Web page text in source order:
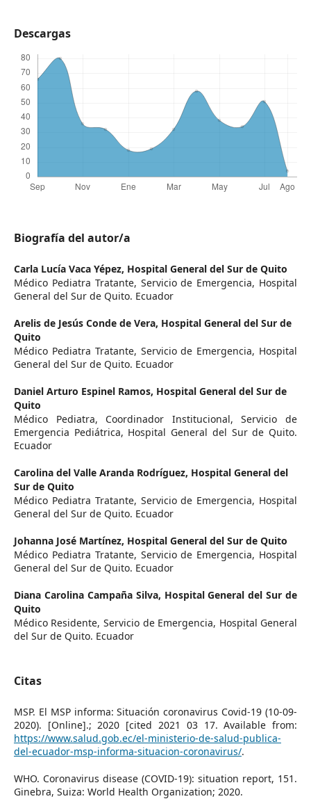
Descargas
Biografía del autor/a
Carla Lucía Vaca Yépez, Hospital General del Sur de Quito
Médico Pediatra Tratante, Servicio de Emergencia, Hospital
General del Sur de Quito. Ecuador
Arelis de Jesús Conde de Vera, Hospital General del Sur de
Quito
Médico Pediatra Tratante, Servicio de Emergencia, Hospital
General del Sur de Quito. Ecuador
Daniel Arturo Espinel Ramos, Hospital General del Sur de
Quito
Médico Pediatra, Coordinador Institucional, Servicio de
Emergencia Pediátrica, Hospital General del Sur de Quito.
Ecuador
Carolina del Valle Aranda Rodríguez, Hospital General del
Sur de Quito
Médico Pediatra Tratante, Servicio de Emergencia, Hospital
General del Sur de Quito. Ecuador
Johanna José Martínez, Hospital General del Sur de Quito
Médico Pediatra Tratante, Servicio de Emergencia, Hospital
General del Sur de Quito. Ecuador
Diana Carolina Campaña Silva, Hospital General del Sur de
Quito
Médico Residente, Servicio de Emergencia, Hospital General
del Sur de Quito. Ecuador
Citas
MSP. El MSP informa: Situación coronavirus Covid-19 (10-09-
2020). [Online].; 2020 [cited 2021 03 17. Available from:
https://www.salud.gob.ec/el-ministerio-de-salud-publica-
del-ecuador-msp-informa-situacion-coronavirus/.
WHO. Coronavirus disease (COVID-19): situation report, 151.
Ginebra, Suiza: World Health Organization; 2020.